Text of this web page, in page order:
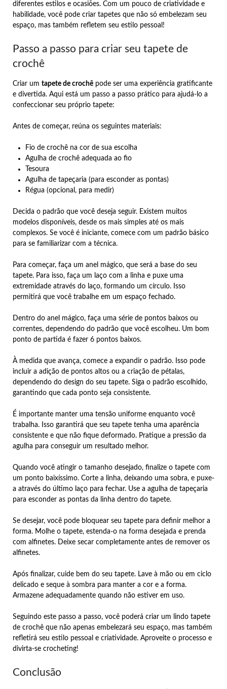
diferentes estilos e ocasiões. Com um pouco de criatividade e
habilidade, você pode criar tapetes que não só embelezam seu
espaço, mas também refletem seu estilo pessoal!
Passo a passo para criar seu tapete de
crochê
Criar um tapete de crochê pode ser uma experiência gratificante
e divertida. Aqui está um passo a passo prático para ajudá-lo a
confeccionar seu próprio tapete:
Antes de começar, reúna os seguintes materiais:
Fio de crochê na cor de sua escolha
Agulha de crochê adequada ao fio
Tesoura
Agulha de tapeçaria (para esconder as pontas)
Régua (opcional, para medir)
Decida o padrão que você deseja seguir. Existem muitos
modelos disponíveis, desde os mais simples até os mais
complexos. Se você é iniciante, comece com um padrão básico
para se familiarizar com a técnica.
Para começar, faça um anel mágico, que será a base do seu
tapete. Para isso, faça um laço com a linha e puxe uma
extremidade através do laço, formando um círculo. Isso
permitirá que você trabalhe em um espaço fechado.
Dentro do anel mágico, faça uma série de pontos baixos ou
correntes, dependendo do padrão que você escolheu. Um bom
ponto de partida é fazer 6 pontos baixos.
À medida que avança, comece a expandir o padrão. Isso pode
incluir a adição de pontos altos ou a criação de pétalas,
dependendo do design do seu tapete. Siga o padrão escolhido,
garantindo que cada ponto seja consistente.
É importante manter uma tensão uniforme enquanto você
trabalha. Isso garantirá que seu tapete tenha uma aparência
consistente e que não fique deformado. Pratique a pressão da
agulha para conseguir um resultado melhor.
Quando você atingir o tamanho desejado, finalize o tapete com
um ponto baixíssimo. Corte a linha, deixando uma sobra, e puxe-
a através do último laço para fechar. Use a agulha de tapeçaria
para esconder as pontas da linha dentro do tapete.
Se desejar, você pode bloquear seu tapete para definir melhor a
forma. Molhe o tapete, estenda-o na forma desejada e prenda
com alfinetes. Deixe secar completamente antes de remover os
alfinetes.
Após finalizar, cuide bem do seu tapete. Lave à mão ou em ciclo
delicado e seque à sombra para manter a cor e a forma.
Armazene adequadamente quando não estiver em uso.
Seguindo este passo a passo, você poderá criar um lindo tapete
de crochê que não apenas embelezará seu espaço, mas também
refletirá seu estilo pessoal e criatividade. Aproveite o processo e
divirta-se crocheting!
Conclusão